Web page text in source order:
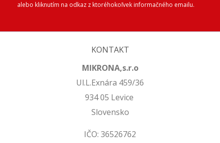
alebo kliknutím na odkaz z ktoréhokoľvek informačného emailu.
KONTAKT
MIKRONA,s.r.o
Ul.L.Exnára 459/36
934 05 Levice
Slovensko
IČO: 36526762